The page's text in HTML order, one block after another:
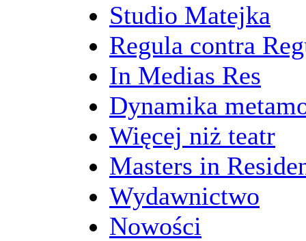
Studio Matejka
Regula contra
In Medias Res
Dynamika
Więcej niż teatr
Masters in
Wydawnictwo
Nowości